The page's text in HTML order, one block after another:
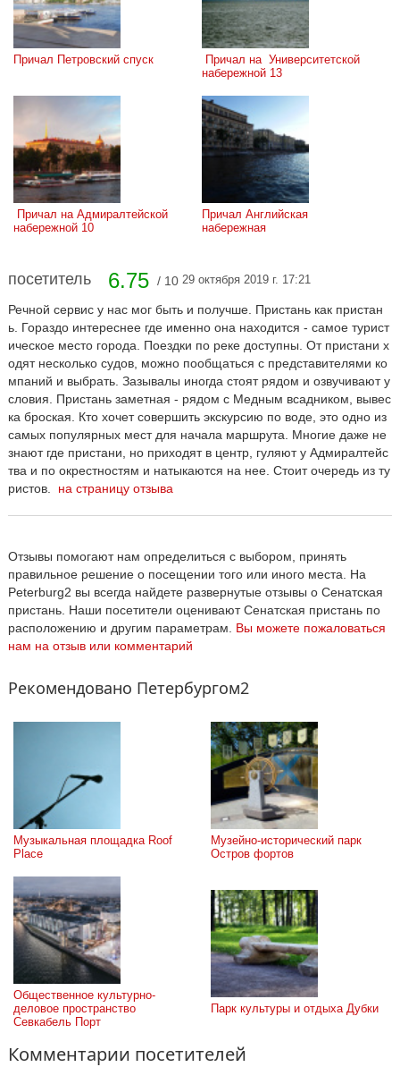
Причал Петровский спуск
набережной 13
набережной 10
Причал Английская
набережная
посетитель 6.75 / 10 29 октября 2019 г. 17:21
Речной сервис у нас мог быть и получше. Пристань как пристан
ь. Гораздо интереснее где именно она находится - самое турист
ическое место города. Поездки по реке доступны. От пристани х
одят несколько судов, можно пообщаться с представителями ко
мпаний и выбрать. Зазывалы иногда стоят рядом и озвучивают у
словия. Пристань заметная - рядом с Медным всадником, вывес
ка броская. Кто хочет совершить экскурсию по воде, это одно из
самых популярных мест для начала маршрута. Многие даже не
знают где пристани, но приходят в центр, гуляют у Адмиралтейс
тва и по окрестностям и натыкаются на нее. Стоит очередь из ту
ристов. на страницу отзыва
Отзывы помогают нам определиться с выбором, принять
правильное решение о посещении того или иного места. На
Peterburg2 вы всегда найдете развернутые отзывы о Сенатская
пристань. Наши посетители оценивают Сенатская пристань по
расположению и другим параметрам. Вы можете пожаловаться
нам на отзыв или комментарий
Рекомендовано Петербургом2
Музыкальная площадка Roof
Place
Музейно-исторический парк
Остров фортов
Общественное культурно-
деловое пространство
Севкабель Порт
Парк культуры и отдыха Дубки
Комментарии посетителей